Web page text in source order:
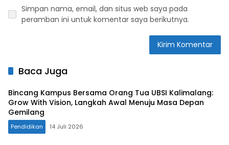
Simpan nama, email, dan situs web saya pada
peramban ini untuk komentar saya berikutnya.
Baca Juga
Bincang Kampus Bersama Orang Tua UBSI Kalimalang:
Grow With Vision, Langkah Awal Menuju Masa Depan
Gemilang
Pendidikan 14 Juli 2026